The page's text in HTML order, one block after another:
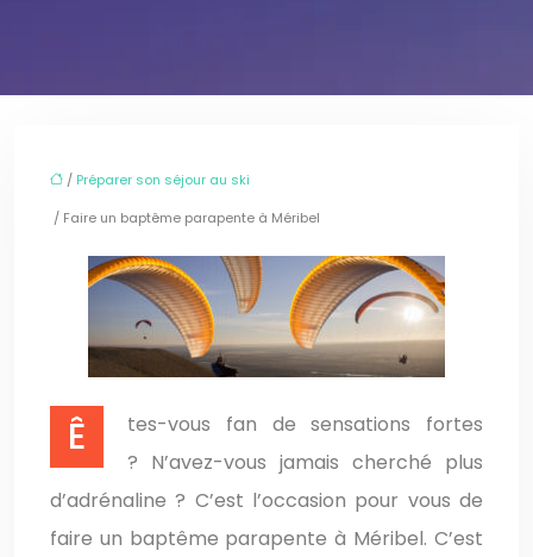
/ Préparer son séjour au ski
/ Faire un baptême parapente à Méribel
Êtes-vous fan de sensations fortes
? N’avez-vous jamais cherché plus
d’adrénaline ? C’est l’occasion pour vous de
faire un baptême parapente à Méribel. C’est